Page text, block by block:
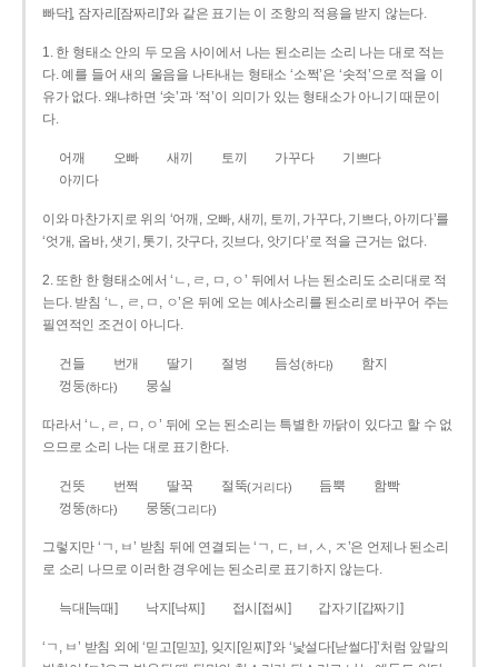
빠닥], 잠자리[잠짜리]’와 같은 표기는 이 조항의 적용을 받지 않는다.
1. 한 형태소 안의 두 모음 사이에서 나는 된소리는 소리 나는 대로 적는
다. 예를 들어 새의 울음을 나타내는 형태소 ‘소쩍’은 ‘솟적’으로 적을 이
유가 없다. 왜냐하면 ‘솟’과 ‘적’이 의미가 있는 형태소가 아니기 때문이
다.
어깨 오빠 새끼 토끼 가꾸다
기쁘다
아끼다
이와 마찬가지로 위의 ‘어깨, 오빠, 새끼, 토끼, 가꾸다, 기쁘다, 아끼다’를
‘엇개, 옵바, 샛기, 톳기, 갓구다, 깃브다, 앗기다’로 적을 근거는 없다.
2. 또한 한 형태소에서 ‘ㄴ, ㄹ, ㅁ, ㅇ’ 뒤에서 나는 된소리도 소리대로 적
는다. 받침 ‘ㄴ, ㄹ, ㅁ, ㅇ’은 뒤에 오는 예사소리를 된소리로 바꾸어 주는
필연적인 조건이 아니다.
건들 번개 딸기 절벙 듬성(하다)
함지
껑둥(하다) 뭉실
따라서 ‘ㄴ, ㄹ, ㅁ, ㅇ’ 뒤에 오는 된소리는 특별한 까닭이 있다고 할 수 없
으므로 소리 나는 대로 표기한다.
건뜻 번쩍 딸꾹 절뚝(거리다) 듬뿍
함빡
껑뚱(하다) 뭉뚱(그리다)
그렇지만 ‘ㄱ, ㅂ’ 받침 뒤에 연결되는 ‘ㄱ, ㄷ, ㅂ, ㅅ, ㅈ’은 언제나 된소리
로 소리 나므로 이러한 경우에는 된소리로 표기하지 않는다.
늑대[늑때] 낙지[낙찌] 접시[접씨] 갑자기[갑짜기]
‘ㄱ, ㅂ’ 받침 외에 ‘믿고[믿꼬], 잊지[읻찌]’와 ‘낯설다[낟썰다]’처럼 앞말의